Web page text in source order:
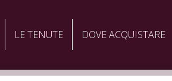
LE TENUTE DOVE ACQUISTARE